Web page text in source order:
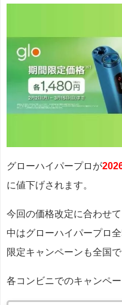
グローハイパープロが
に値下げされます。
今回の価格改定に合わせて
中はグローハイパープロ
限定キャンペーンも全国で
各コンビニでのキャンペ